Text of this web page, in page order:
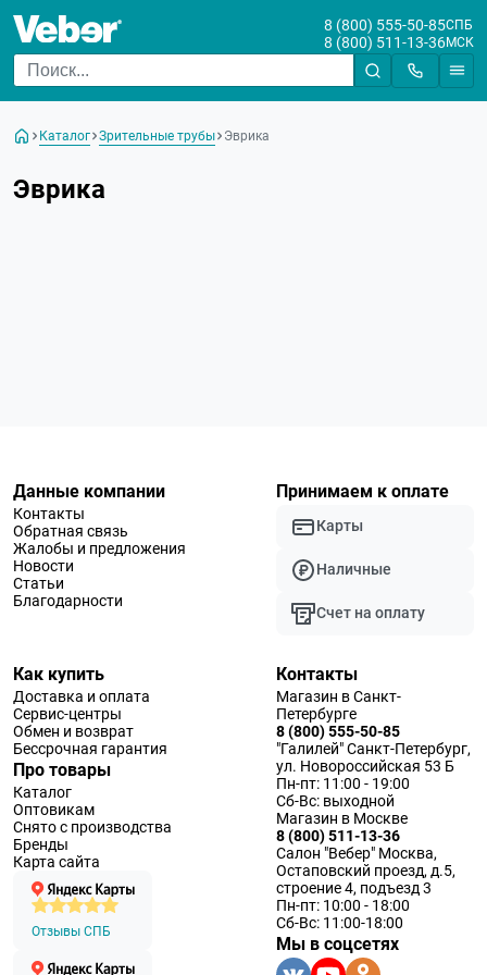
8 (800) 555-50-85СПБ
8 (800) 511-13-36МСК
Каталог Зрительные трубы Эврика
Эврика
Данные компании
Контакты
Обратная связь
Жалобы и предложения
Новости
Статьи
Благодарности
Принимаем к оплате
Карты
Наличные
Счет на оплату
Как купить
Доставка и оплата
Сервис-центры
Обмен и возврат
Бессрочная гарантия
Про товары
Каталог
Оптовикам
Снято с производства
Бренды
Карта сайта
Отзывы СПБ
Контакты
Магазин в Санкт-
Петербурге
8 (800) 555-50-85
"Галилей" Санкт-Петербург,
ул. Новороссийская 53 Б
Пн-пт: 11:00 - 19:00
Сб-Вс: выходной
Магазин в Москве
8 (800) 511-13-36
Салон "Вебер" Москва,
Остаповский проезд, д.5,
строение 4, подъезд 3
Пн-пт: 10:00 - 18:00
Сб-Вс: 11:00-18:00
Мы в соцсетях